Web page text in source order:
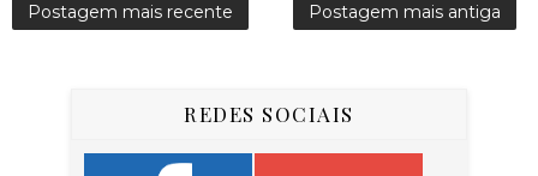
Postagem mais recente Postagem mais antiga
REDES SOCIAIS